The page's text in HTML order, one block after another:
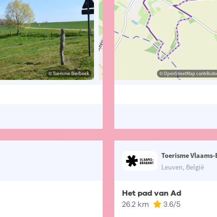
© Toerisme Bierbeek © OpenStreetMap contributors,
© Toerisme Vlaams-Brabant © OpenStreetMap
Toerisme
Leuven, België
Het pad van Ad
26.2 km 3.6/5